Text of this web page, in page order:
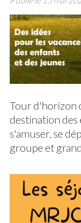
Tour d'horizon
destination
s'amuser, se
groupe et